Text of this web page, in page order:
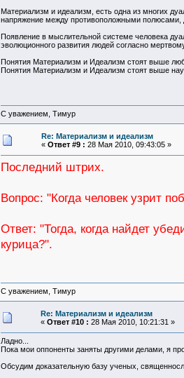
Материализм и идеализм, есть одна из многих
напряжение между противоположными полюсами,
Появление в мыслительной системе человека
эволюционного развития людей согласно
Понятия Материализм и Идеализм стоят выше
Понятия Материализм и Идеализм стоят выше
С уважением, Тимур
Re: Материализм и идеализм
« Ответ #9 : 28 Мая 2010, 09:43:05 »
Последний штрих.
Вопрос: "Когда человек узрит
Ответ: "Тогда, когда найдет
курица?".
С уважением, Тимур
Re: Материализм и идеализм
« Ответ #10 : 28 Мая 2010, 10:21:31 »
Ладно...
Пока мои оппоненты заняты другими делами, я
Обсудим доказательную базу ученых,